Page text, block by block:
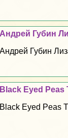
Андрей Губин
Андрей Губин
Black Eyed Peas
Black Eyed Peas